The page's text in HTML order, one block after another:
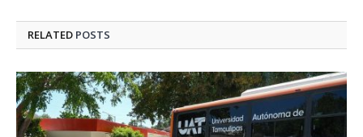
RELATED POSTS